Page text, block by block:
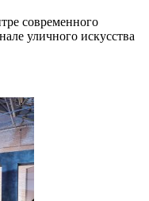
современного
уличного искусства